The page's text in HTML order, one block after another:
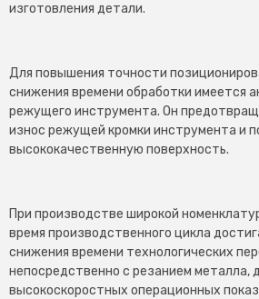
изготовления детали.
Для повышения точности
снижения времени обработки имеется
режущего инструмента. Он
износ режущей кромки инструмента и
высококачественную поверхность.
При производстве широкой
время производственного цикла
снижения времени технологических
непосредственно с резанием металла,
высокоскоростных операционных